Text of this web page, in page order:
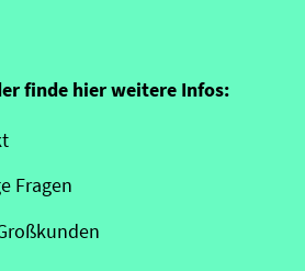
finde hier weitere Infos:
Fragen